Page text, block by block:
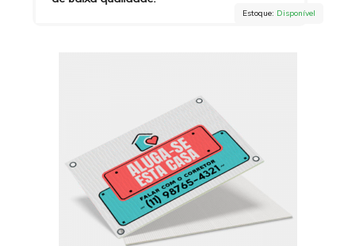
Estoque: Disponível